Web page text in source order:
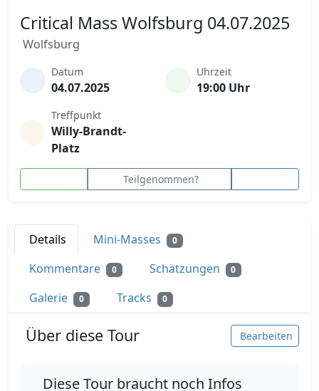
Critical Mass Wolfsburg 04.07.2025
Wolfsburg
Datum
04.07.2025
Uhrzeit
19:00 Uhr
Treffpunkt
Willy-Brandt-
Platz
Teilgenommen?
Details Mini-Masses 0
Kommentare 0 Schätzungen 0
Galerie 0 Tracks 0
Über diese Tour Bearbeiten
Diese Tour braucht noch Infos